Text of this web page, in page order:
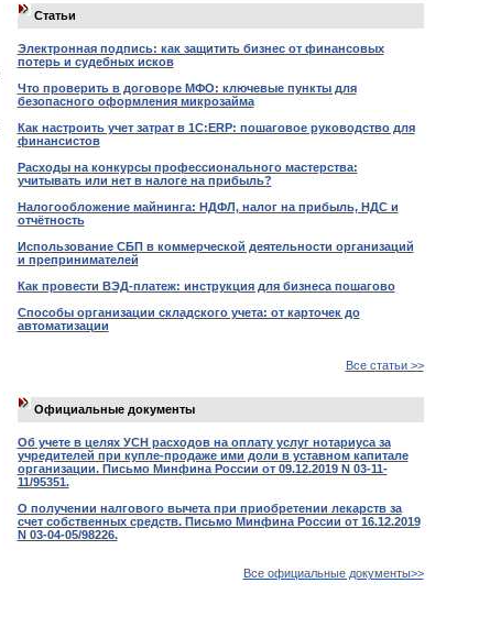
Статьи
Электронная подпись: как защитить бизнес от финансовых
потерь и судебных исков
Что проверить в договоре МФО: ключевые пункты для
безопасного оформления микрозайма
Как настроить учет затрат в 1С:ERP: пошаговое руководство для
финансистов
Расходы на конкурсы профессионального мастерства:
учитывать или нет в налоге на прибыль?
Налогообложение майнинга: НДФЛ, налог на прибыль, НДС и
отчётность
Использование СБП в коммерческой деятельности организаций
и препринимателей
Как провести ВЭД-платеж: инструкция для бизнеса пошагово
Способы организации складского учета: от карточек до
автоматизации
Все статьи >>
Официальные документы
Об учете в целях УСН расходов на оплату услуг нотариуса за
учредителей при купле-продаже ими доли в уставном капитале
организации. Письмо Минфина России от 09.12.2019 N 03-11-
11/95351.
О получении налгового вычета при приобретении лекарств за
счет собственных средств. Письмо Минфина России от 16.12.2019
N 03-04-05/98226.
Все официальные документы>>